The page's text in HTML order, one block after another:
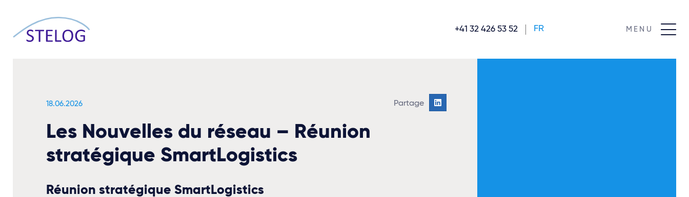
+41 32 426 53 52 FR MENU
18.06.2026
Les Nouvelles du réseau – Réunion
stratégique SmartLogistics
Réunion stratégique SmartLogistics